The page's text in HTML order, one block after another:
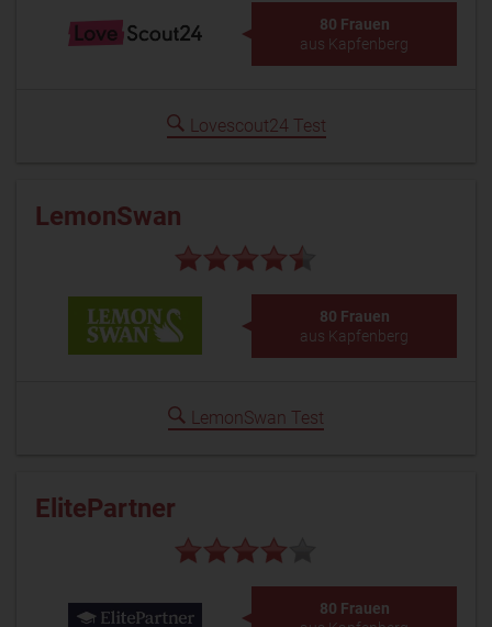
80 Frauen
aus Kapfenberg
Lovescout24 Test
LemonSwan
80 Frauen
aus Kapfenberg
LemonSwan Test
ElitePartner
80 Frauen